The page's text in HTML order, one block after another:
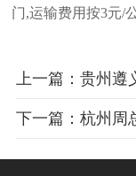
门,运输费用按3元/